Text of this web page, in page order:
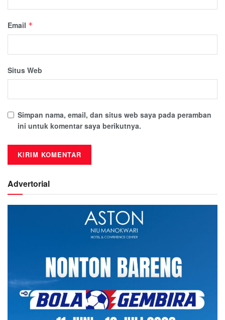
Email *
Situs Web
Simpan nama, email, dan situs web saya pada peramban
ini untuk komentar saya berikutnya.
Advertorial